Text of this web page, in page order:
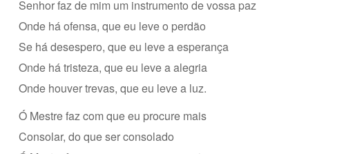
Senhor faz de mim um instrumento de vossa paz
Onde há ofensa, que eu leve o perdão
Se há desespero, que eu leve a esperança
Onde há tristeza, que eu leve a alegria
Onde houver trevas, que eu leve a luz.
Ó Mestre faz com que eu procure mais
Consolar, do que ser consolado